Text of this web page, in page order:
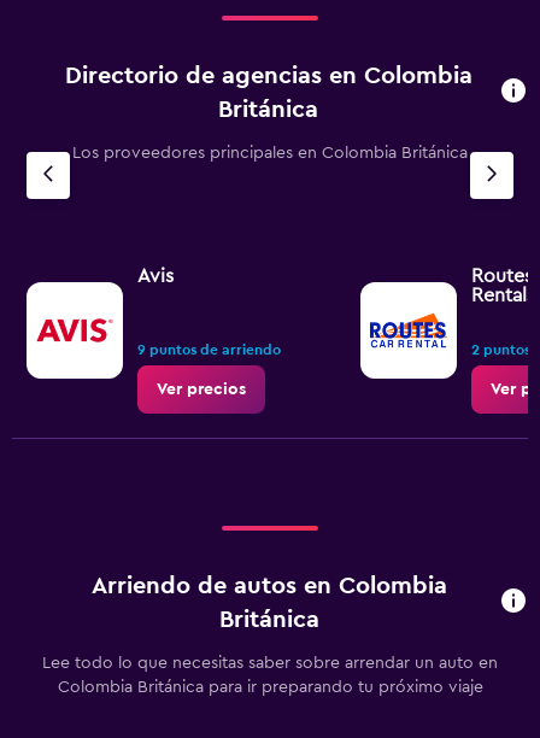
Directorio de agencias en Colombia
Británica
Los proveedores principales en Colombia Británica
Avis
9 puntos de arriendo
Ver precios
Routes
Rentals
2 puntos
Ver
Arriendo de autos en Colombia
Británica
Lee todo lo que necesitas saber sobre arrendar un auto en
Colombia Británica para ir preparando tu próximo viaje